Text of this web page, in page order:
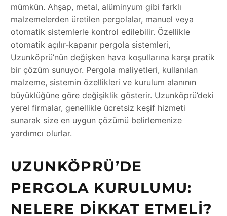
mümkün. Ahşap, metal, alüminyum gibi farklı
malzemelerden üretilen pergolalar, manuel veya
otomatik sistemlerle kontrol edilebilir. Özellikle
otomatik açılır-kapanır pergola sistemleri,
Uzunköprü’nün değişken hava koşullarına karşı pratik
bir çözüm sunuyor. Pergola maliyetleri, kullanılan
malzeme, sistemin özellikleri ve kurulum alanının
büyüklüğüne göre değişiklik gösterir. Uzunköprü’deki
yerel firmalar, genellikle ücretsiz keşif hizmeti
sunarak size en uygun çözümü belirlemenize
yardımcı olurlar.
UZUNKÖPRÜ’DE
PERGOLA KURULUMU:
NELERE DIKKAT ETMELI?